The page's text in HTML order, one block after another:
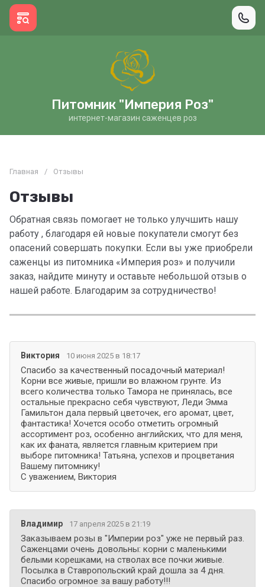
Питомник "Империя Роз"
интернет-магазин саженцев роз
Главная / Отзывы
Отзывы
Обратная связь помогает не только улучшить нашу
работу ​​​​​, благодаря ей новые покупатели смогут без
опасений совершать покупки. Если вы уже приобрели
саженцы из питомника «Империя роз» и получили
заказ, найдите минуту и оставьте небольшой отзыв о
нашей работе. Благодарим за сотрудничество!
Виктория 10 июня 2025 в 18:17
Спасибо за качественный посадочный материал!
Корни все живые, пришли во влажном грунте. Из
всего количества только Тамора не принялась, все
остальные прекрасно себя чувствуют, Леди Эмма
Гамильтон дала первый цветочек, его аромат, цвет,
фантастика! Хочется особо отметить огромный
ассортимент роз, особенно английских, что для меня,
как их фаната, является главным критерием при
выборе питомника! Татьяна, успехов и процветания
Вашему питомнику!
С уважением, Виктория
Владимир 17 апреля 2025 в 21:19
Заказываем розы в "Империи роз" уже не первый раз.
Саженцами очень довольны: корни с маленькими
белыми корешками, на стволах все почки живые.
Посылка в Ставропольский край дошла за 4 дня.
Спасибо огромное за вашу работу!!!